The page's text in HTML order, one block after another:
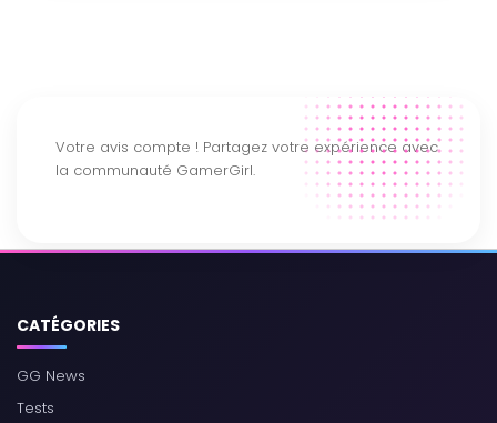
CATÉGORIES
GG News
Tests